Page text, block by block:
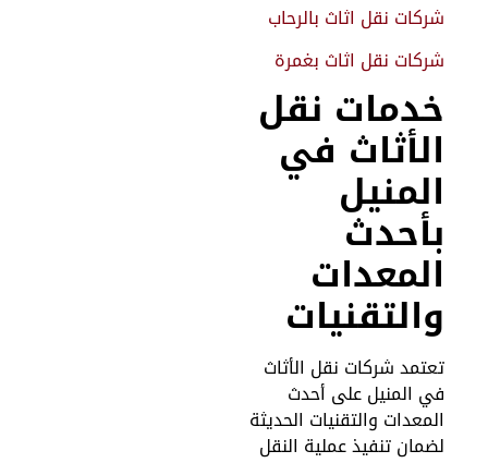
نقل اثاث بالرحاب
نقل اثاث بغمرة
نقل
في
شركات نقل الأثاث
المنيل على أحدث
والتقنيات الحديثة
تنفيذ عملية النقل